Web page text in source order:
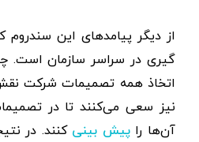
از دیگر پیامدهای این
گیری در سراسر سازمان
اتخاذ همه تصمیمات شرکت
نیز سعی می‌کنند تا در
آن‌ها راپیش بینی کنند. در